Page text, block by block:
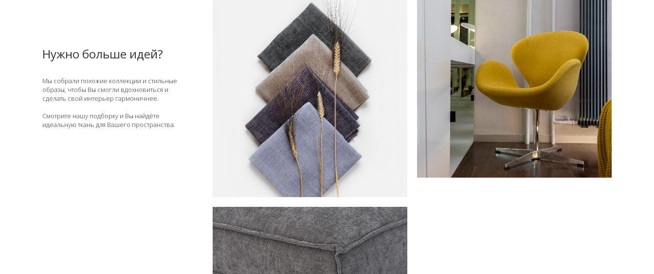
Нужно больше идей?
Мы собрали похожие коллекции и стильные
образы, чтобы Вы смогли вдохновиться и
сделать свой интерьер гармоничнее.
Смотрите нашу подборку и Вы найдёте
идеальную ткань для Вашего пространства.